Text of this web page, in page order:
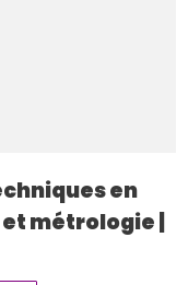
en
et métrologie |